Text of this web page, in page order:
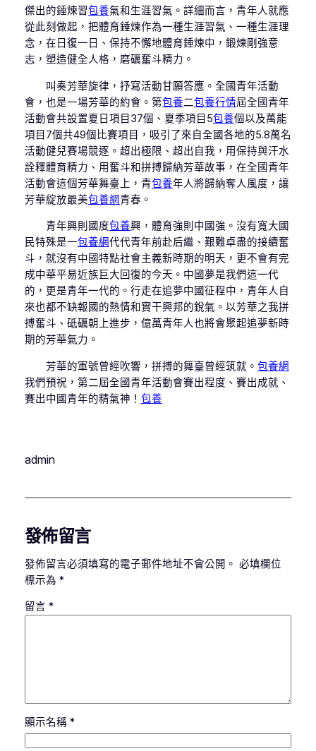
傑出的錘煉習包養氣和生涯習氣。詳細而言，青年人就應
從此刻做起，把體育錘煉作為一種生涯習氣、一種生涯理
念，在日復一日、保持不懈地體育錘煉中，鍛煉剛強意
志，塑造健全人格，磨礪奮斗精力。
叫奏芳華旋律，抒寫活動甘願答應。全國青年活動
會，也是一場芳華的約會。第包養二包養行情屆全國青年
活動會共設置夏日項目37個、夏季項目5包養個以及萬能
項目7個共49個比賽項目，吸引了來自全國各地的5.8萬名
活動健兒賽場競逐。超出極限、超出自我，用保持與汗水
詮釋體育精力、用奮斗和拼搏歸納芳華故事，在全國青年
活動會這個芳華舞臺上，青包養年人將歸納奪人風度，讓
芳華綻放最美包養網青春。
青年興則國度包養興，體育強則中國強。沒有寬大國
民特殊是一包養網代代青年前赴后繼、艱難卓盡的接續奮
斗，就沒有中國特點社會主義新時期的明天，更不會有完
成中華平易近族巨大回復的今天。中國夢是我們這一代
的，更是青年一代的。行走在追夢中國征程中，青年人自
來也都不缺報國的熱情和實干興邦的銳氣。以芳華之我拼
搏奮斗、砥礪朝上進步，億萬青年人也將會聚起追夢新時
期的芳華氣力。
芳華的軍號曾經吹響，拼搏的舞臺曾經筑就。 包養網
我們預祝，第二屆全國青年活動會賽出程度、賽出成就、
賽出中國青年的精氣神！ 包養
admin
發佈留言
發佈留言必須填寫的電子郵件地址不會公開。 必填欄位
標示為 *
留言 *
顯示名稱 *